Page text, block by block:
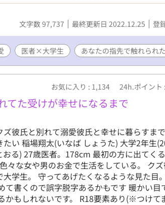
文字数 97,737 最終更新日 2022.12.25 登
医者×大学生 あなたの指先で触れられ
お気に入り : 1,134 24h.ポイント
てた受けが幸せになるまで
彼氏と別れて溺愛彼氏と幸せに暮らすま
い 稲場翔太(いなば しょうた) 大学2年生
る) 27歳医者。178cm 最初の方に出てく
々な女や男のお金で生活をしている。 ク
学生。 守ってあげたくなるような見た目。
ので誤字脱字あるかもです 暖かい目
かもしれないです。 R18要素あり(※つけて